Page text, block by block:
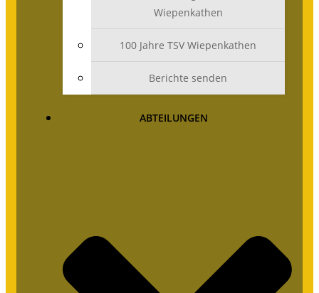
Wiepenkathen
100 Jahre TSV Wiepenkathen
Berichte senden
ABTEILUNGEN